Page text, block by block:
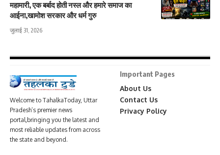
महामारी, एक बर्बाद होती नस्ल और हमारे समाज का
आईना,खामोश सरकार और धर्म गुरु
जुलाई 31, 2026
Welcome to TahalkaToday, Uttar
Pradesh’s premier news
portal,bringing you the latest and
most reliable updates from across
the state and beyond.
Important Pages
About Us
Contact Us
Privacy Policy